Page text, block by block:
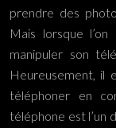
prendre des
Mais lorsque
manipuler son
Heureusement, il
téléphoner en
téléphone est l’un